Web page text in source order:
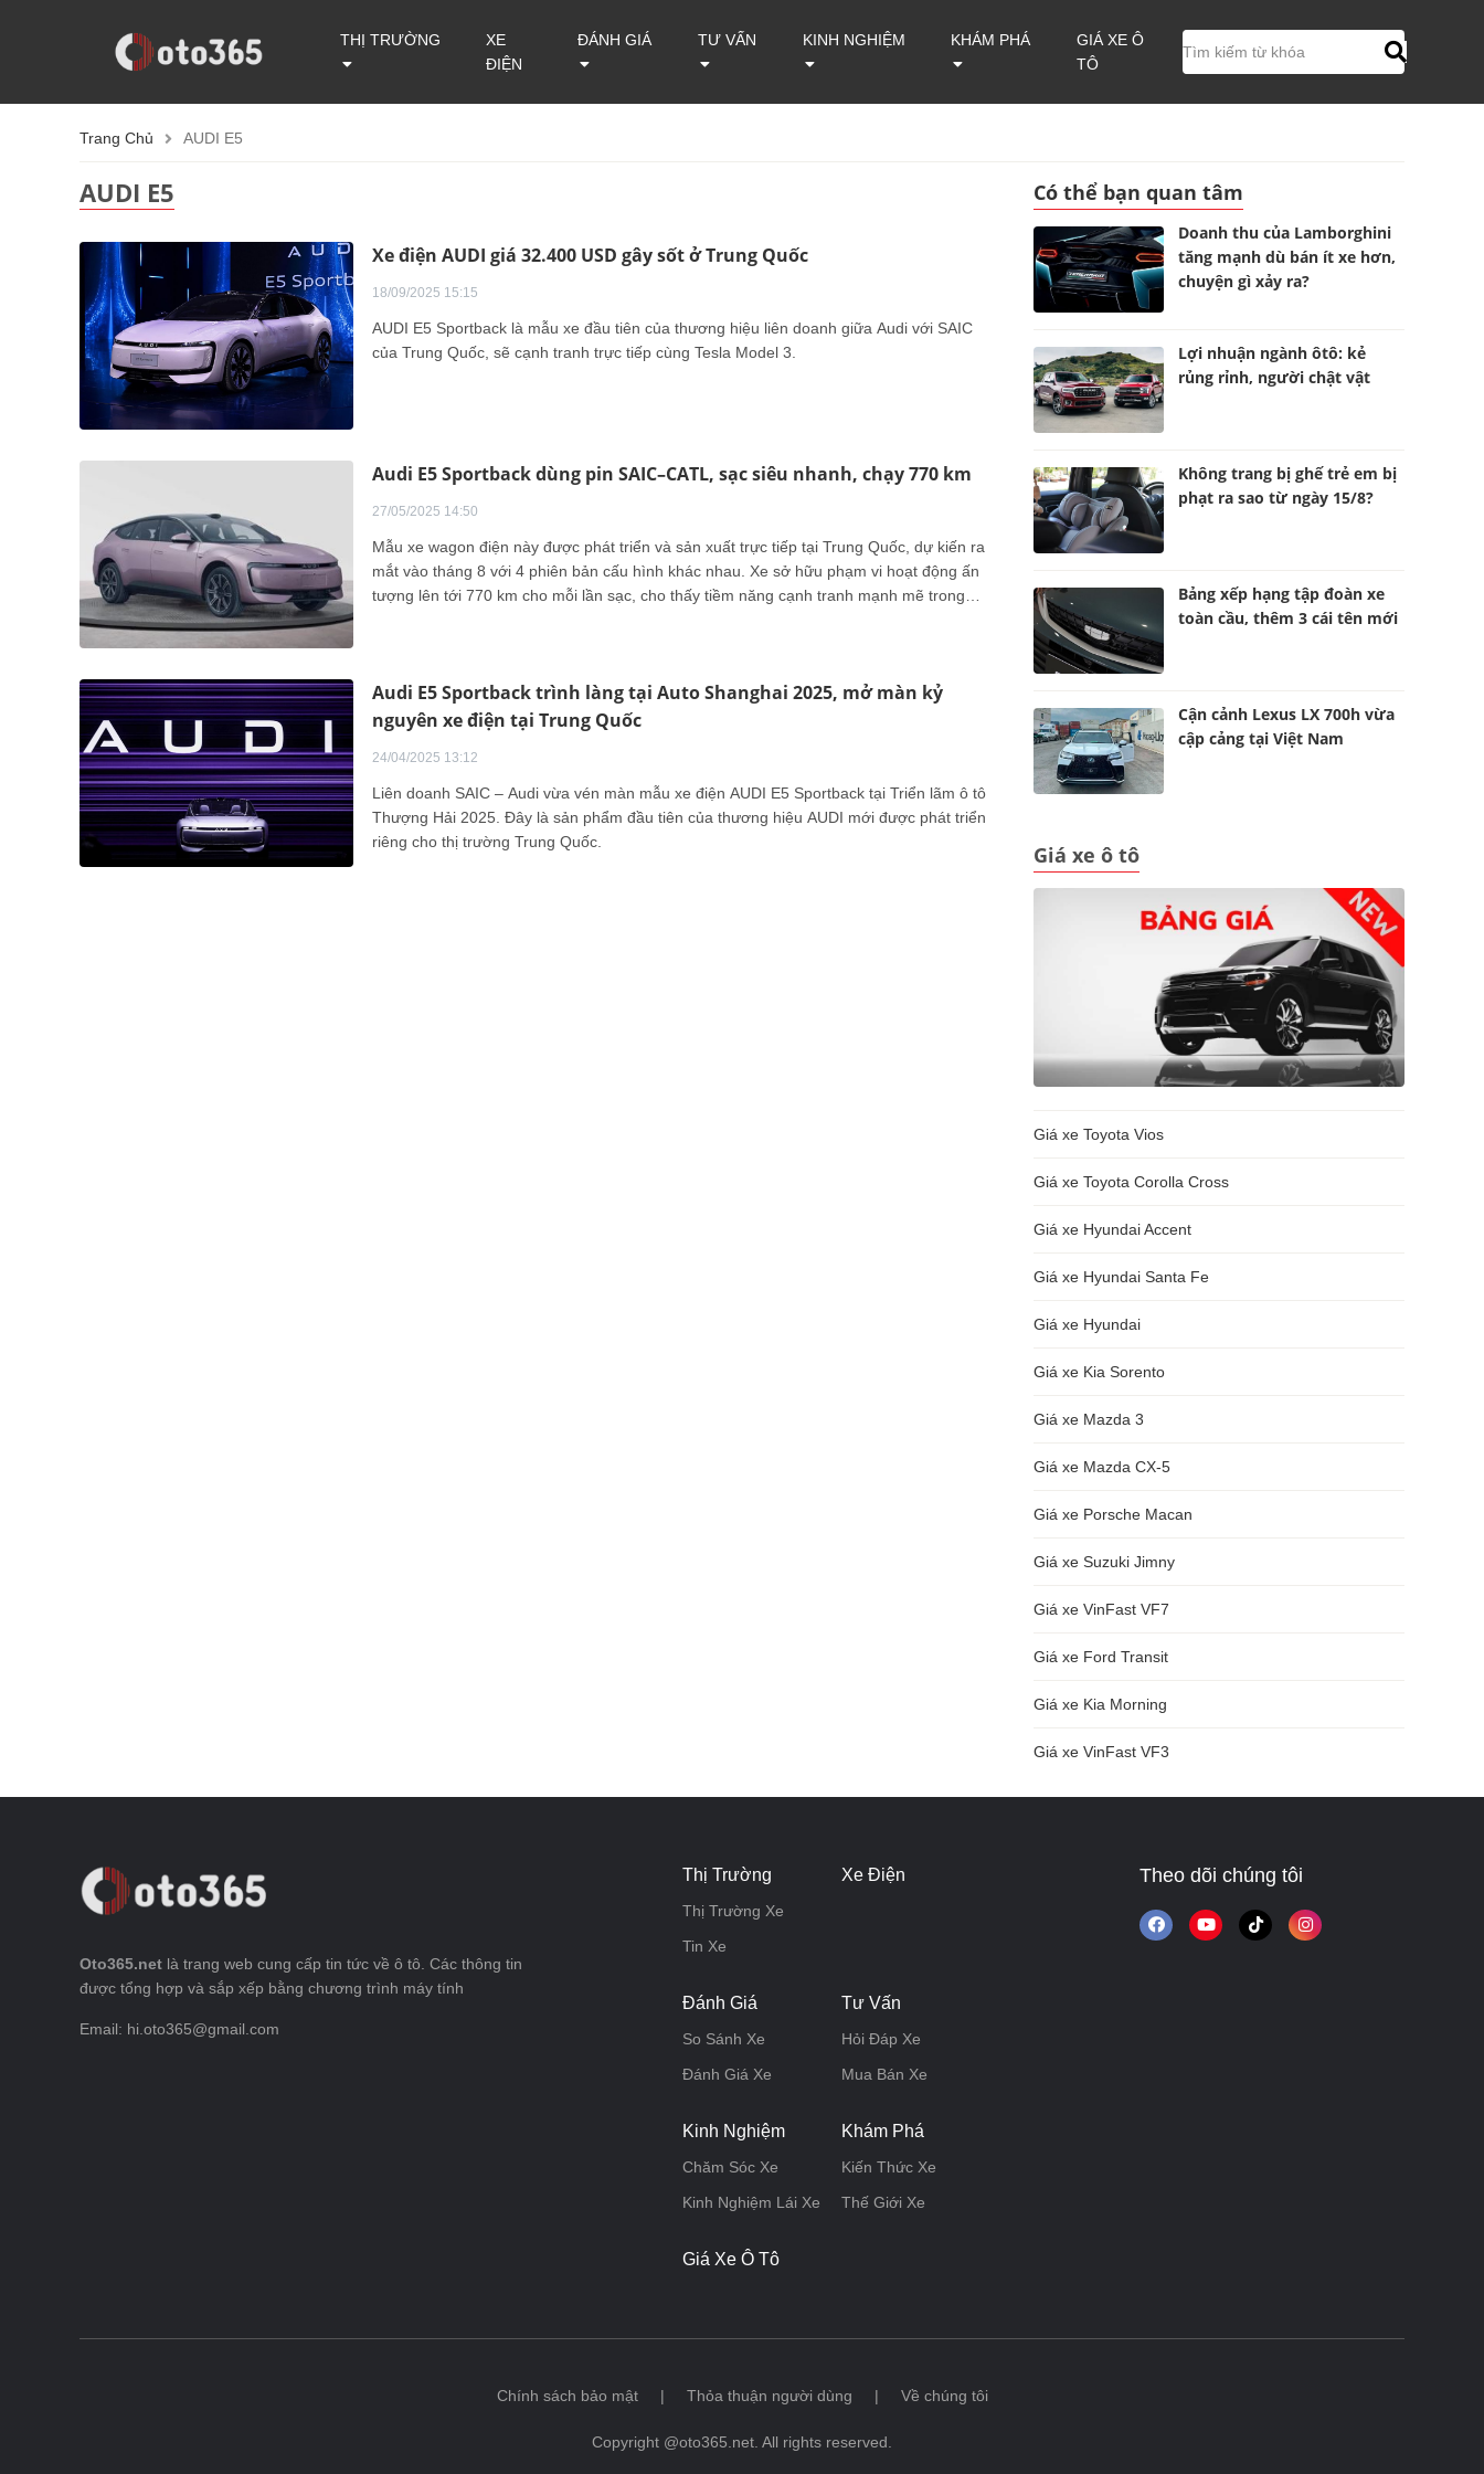
THỊ TRƯỜNG
XE
ĐIỆN
ĐÁNH GIÁ TƯ VẤN KINH NGHIỆM KHÁM PHÁ
GIÁ XE Ô
TÔ
Trang Chủ AUDI E5
AUDI E5
Xe điện AUDI giá 32.400 USD gây sốt ở Trung Quốc
18/09/2025 15:15
AUDI E5 Sportback là mẫu xe đầu tiên của thương hiệu liên doanh giữa Audi với SAIC
của Trung Quốc, sẽ cạnh tranh trực tiếp cùng Tesla Model 3.
Audi E5 Sportback dùng pin SAIC–CATL, sạc siêu nhanh, chạy 770 km
27/05/2025 14:50
Mẫu xe wagon điện này được phát triển và sản xuất trực tiếp tại Trung Quốc, dự kiến ra
mắt vào tháng 8 với 4 phiên bản cấu hình khác nhau. Xe sở hữu phạm vi hoạt động ấn
tượng lên tới 770 km cho mỗi lần sạc, cho thấy tiềm năng cạnh tranh mạnh mẽ trong
Audi E5 Sportback trình làng tại Auto Shanghai 2025, mở màn kỷ
nguyên xe điện tại Trung Quốc
24/04/2025 13:12
Liên doanh SAIC – Audi vừa vén màn mẫu xe điện AUDI E5 Sportback tại Triển lãm ô tô
Thượng Hải 2025. Đây là sản phẩm đầu tiên của thương hiệu AUDI mới được phát triển
riêng cho thị trường Trung Quốc.
Có thể bạn quan tâm
Doanh thu của Lamborghini
tăng mạnh dù bán ít xe hơn,
chuyện gì xảy ra?
Lợi nhuận ngành ôtô: kẻ
rủng rỉnh, người chật vật
Không trang bị ghế trẻ em bị
phạt ra sao từ ngày 15/8?
Bảng xếp hạng tập đoàn xe
toàn cầu, thêm 3 cái tên mới
Cận cảnh Lexus LX 700h vừa
cập cảng tại Việt Nam
Giá xe ô tô
Giá xe Toyota Vios
Giá xe Toyota Corolla Cross
Giá xe Hyundai Accent
Giá xe Hyundai Santa Fe
Giá xe Hyundai
Giá xe Kia Sorento
Giá xe Mazda 3
Giá xe Mazda CX-5
Giá xe Porsche Macan
Giá xe Suzuki Jimny
Giá xe VinFast VF7
Giá xe Ford Transit
Giá xe Kia Morning
Giá xe VinFast VF3
Oto365.net là trang web cung cấp tin tức về ô tô. Các thông tin
được tổng hợp và sắp xếp bằng chương trình máy tính
Email: hi.oto365@gmail.com
Thị Trường
Thị Trường Xe
Tin Xe
Xe Điện
Đánh Giá
So Sánh Xe
Đánh Giá Xe
Tư Vấn
Hỏi Đáp Xe
Mua Bán Xe
Kinh Nghiệm
Chăm Sóc Xe
Kinh Nghiệm Lái Xe
Khám Phá
Kiến Thức Xe
Thế Giới Xe
Giá Xe Ô Tô
Theo dõi chúng tôi
Chính sách bảo mật | Thỏa thuận người dùng | Về chúng tôi
Copyright @oto365.net. All rights reserved.